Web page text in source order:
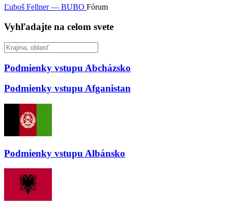
Ľuboš Fellner — BUBO Fórum
Vyhľadajte na celom svete
Podmienky vstupu Abcházsko
Podmienky vstupu Afganistan
Podmienky vstupu Albánsko